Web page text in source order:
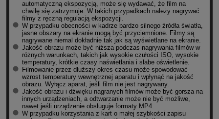
automatyczną ekspozycją, może się wydawać, że film na
chwilę się zatrzymuje. W takich przypadkach należy nagrywać
filmy z ręczną regulacją ekspozycji.
W przypadku obecności w kadrze bardzo silnego źródła światła,
jasne obszary na ekranie mogą być przyciemnione. Filmy są
nagrywane niemal dokładnie tak jak są wyświetlane na ekranie.
Jakość obrazu może być niższa podczas nagrywania filmów w
różnych warunkach, takich jak wysokie czułości ISO, wysokie
temperatury, krótkie czasy naświetlania i słabe oświetlenie.
Filmowanie przez dłuższy okres czasu może spowodować
wzrost temperatury wewnętrznej aparatu i wpłynąć na jakość
obrazu. Wyłącz aparat, jeśli film nie jest nagrywany.
Jakość obrazu i dźwięku nagranych filmów może być gorsza na
innych urządzeniach, a odtwarzanie może nie być możliwe,
nawet jeśli urządzenie obsługuje formaty MP4.
W przypadku korzystania z kart o małej szybkości zapisu